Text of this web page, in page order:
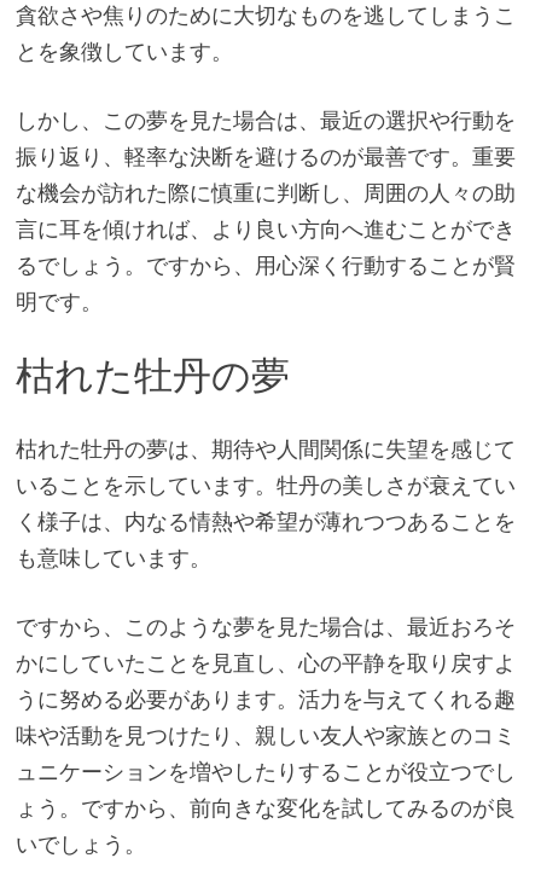
貪欲さや焦りのために大切なものを逃してしまうこ
とを象徴しています。
しかし、この夢を見た場合は、最近の選択や行動を
振り返り、軽率な決断を避けるのが最善です。重要
な機会が訪れた際に慎重に判断し、周囲の人々の助
言に耳を傾ければ、より良い方向へ進むことができ
るでしょう。ですから、用心深く行動することが賢
明です。
枯れた牡丹の夢
枯れた牡丹の夢は、期待や人間関係に失望を感じて
いることを示しています。牡丹の美しさが衰えてい
く様子は、内なる情熱や希望が薄れつつあることを
も意味しています。
ですから、このような夢を見た場合は、最近おろそ
かにしていたことを見直し、心の平静を取り戻すよ
うに努める必要があります。活力を与えてくれる趣
味や活動を見つけたり、親しい友人や家族とのコミ
ュニケーションを増やしたりすることが役立つでし
ょう。ですから、前向きな変化を試してみるのが良
いでしょう。